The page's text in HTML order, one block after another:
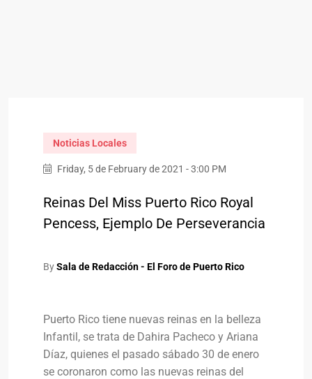
Noticias Locales
Friday, 5 de February de 2021 - 3:00 PM
Reinas Del Miss Puerto Rico Royal
Pencess, Ejemplo De Perseverancia
BySala de Redacción - El Foro de Puerto Rico
Puerto Rico tiene nuevas reinas en la belleza
Infantil, se trata de Dahira Pacheco y Ariana
Díaz, quienes el pasado sábado 30 de enero
se coronaron como las nuevas reinas del